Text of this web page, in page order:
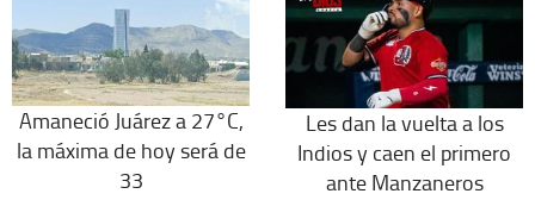
Amaneció Juárez a 27°C,
la máxima de hoy será de
33
Les dan la vuelta a los
Indios y caen el primero
ante Manzaneros